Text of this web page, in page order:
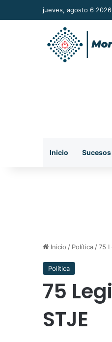
jueves, agosto 6 2026
Inicio Sucesos
Inicio / Política /75
Política
75
STJE